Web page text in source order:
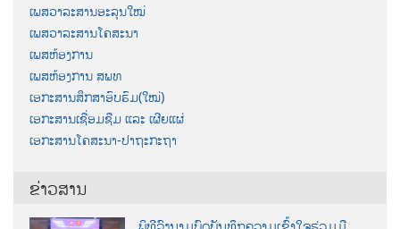
ເພສວາລະສານອະລຸນໃໝ່
ເພສວາລະສານໂຄສະນາ
ເພສຫ້ອງການ
ເພສຫ້ອງການ ສພທ
ເອກະສານສຶກສາອົບຮົມ(ໃໝ່)
ເອກະສານເຊື່ອມຊືມ ແລະ ເຜີຍແຜ່
ເອກະສານໂຄສະນາ-ປາຖະກະຖາ
ຂ່າວສານ